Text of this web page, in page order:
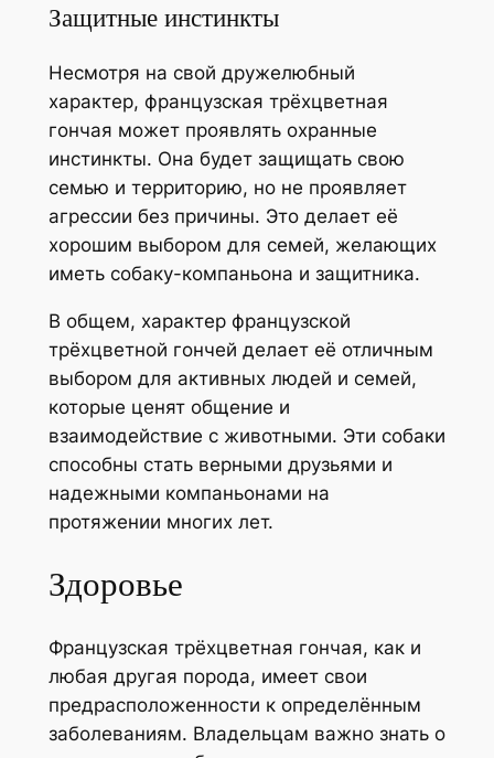
Защитные инстинкты
Несмотря на свой дружелюбный
характер, французская трёхцветная
гончая может проявлять охранные
инстинкты. Она будет защищать свою
семью и территорию, но не проявляет
агрессии без причины. Это делает её
хорошим выбором для семей, желающих
иметь собаку-компаньона и защитника.
В общем, характер французской
трёхцветной гончей делает её отличным
выбором для активных людей и семей,
которые ценят общение и
взаимодействие с животными. Эти собаки
способны стать верными друзьями и
надежными компаньонами на
протяжении многих лет.
Здоровье
Французская трёхцветная гончая, как и
любая другая порода, имеет свои
предрасположенности к определённым
заболеваниям. Владельцам важно знать о